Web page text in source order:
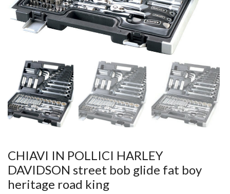
CHIAVI IN POLLICI HARLEY
DAVIDSON street bob glide fat boy
heritage road king